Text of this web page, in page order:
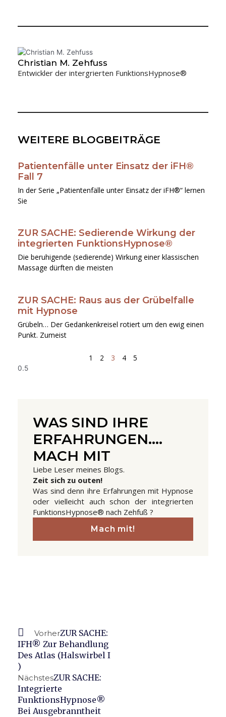
Christian M. Zehfuss
Entwickler der intergrierten FunktionsHypnose®
WEITERE BLOGBEITRÄGE
Patientenfälle unter Einsatz der iFH®
Fall 7
In der Serie „Patientenfälle unter Einsatz der iFH®“ lernen
Sie
ZUR SACHE: Sedierende Wirkung der
integrierten FunktionsHypnose®
Die beruhigende (sedierende) Wirkung einer klassischen
Massage dürften die meisten
ZUR SACHE: Raus aus der Grübelfalle
mit Hypnose
Grübeln… Der Gedankenkreisel rotiert um den ewig einen
Punkt. Zumeist
Seite
1
Seite
2
Seite
3
Seite
4
Seite
5
WAS SIND IHRE
ERFAHRUNGEN....
MACH MIT
Liebe Leser meines Blogs.
Zeit sich zu outen!
Was sind denn ihre Erfahrungen mit Hypnose
oder vielleicht auch schon der integrierten
FunktionsHypnose® nach Zehfuß ?
Mach mit!
VorherZUR SACHE:
IFH® Zur Behandlung
Des Atlas (Halswirbel I
)
NächstesZUR SACHE:
Integrierte
FunktionsHypnose®
Bei Ausgebranntheit